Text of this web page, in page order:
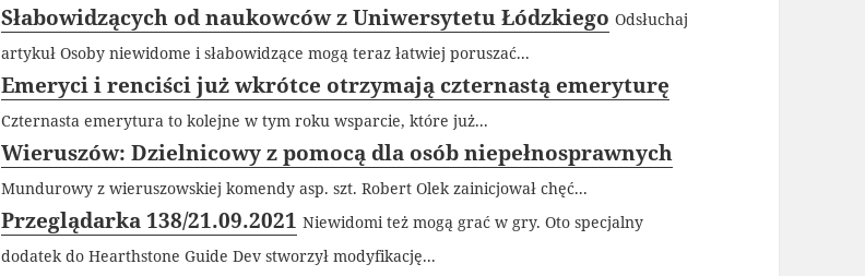
Słabowidzących od naukowców z Uniwersytetu Łódzkiego Odsłuchaj
artykuł Osoby niewidome i słabowidzące mogą teraz łatwiej poruszać...
Emeryci i renciści już wkrótce otrzymają czternastą emeryturę
Czternasta emerytura to kolejne w tym roku wsparcie, które już...
Wieruszów: Dzielnicowy z pomocą dla osób niepełnosprawnych
Mundurowy z wieruszowskiej komendy asp. szt. Robert Olek zainicjował chęć...
Przeglądarka 138/21.09.2021 Niewidomi też mogą grać w gry. Oto specjalny
dodatek do Hearthstone Guide Dev stworzył modyfikację...